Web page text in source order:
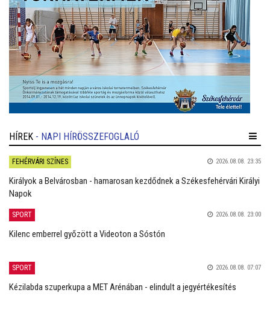
HÍREK - NAPI HÍRÖSSZEFOGLALÓ
FEHÉRVÁRI SZÍNES 2026.08.08. 23:35
Királyok a Belvárosban - hamarosan kezdődnek a Székesfehérvári Királyi
Napok
SPORT 2026.08.08. 23:00
Kilenc emberrel győzött a Videoton a Sóstón
SPORT 2026.08.08. 07:07
Kézilabda szuperkupa a MET Arénában - elindult a jegyértékesítés